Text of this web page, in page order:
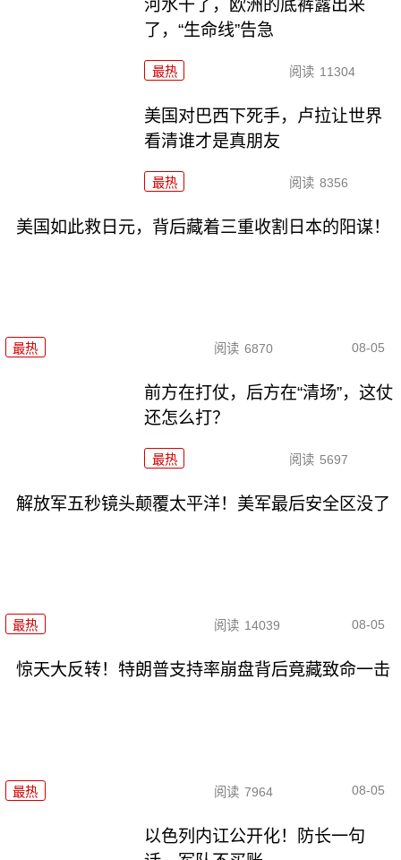
河水干了，欧洲的底裤露出来
了，“生命线”告急
最热 阅读 11304
美国对巴西下死手，卢拉让世界
看清谁才是真朋友
最热 阅读 8356
美国如此救日元，背后藏着三重收割日本的阳谋！
最热 阅读 6870 08-05
前方在打仗，后方在“清场”，这仗
还怎么打？
最热 阅读 5697
解放军五秒镜头颠覆太平洋！美军最后安全区没了
最热 阅读 14039 08-05
惊天大反转！特朗普支持率崩盘背后竟藏致命一击
最热 阅读 7964 08-05
以色列内讧公开化！防长一句